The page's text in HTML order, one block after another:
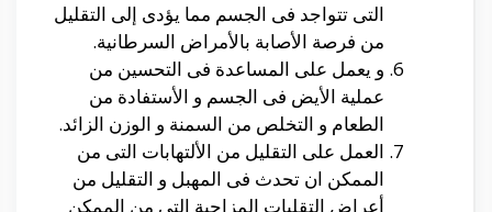
التى تتواجد فى الجسم مما يؤدى إلى التقليل
من فرصة الأصابة بالأمراض السرطانية.
و يعمل على المساعدة فى التحسين من
عملية الأيض فى الجسم و الأستفادة من
الطعام و التخلص من السمنة و الوزن الزائد.
العمل على التقليل من الألتهابات التى من
الممكن ان تحدث فى المهبل و التقليل من
أعراض التقلبات المزاجية التى من الممكن